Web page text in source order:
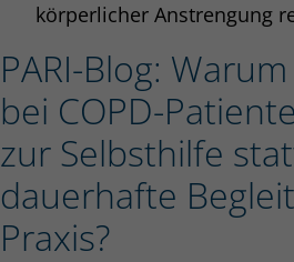
körperlicher Anstrengung
PARI-Blog:
bei COPD-
zur Selbsthilfe
dauerhafte
Praxis?